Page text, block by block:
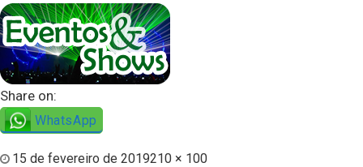
Share on:
WhatsApp
15 de fevereiro de 2019210 × 100